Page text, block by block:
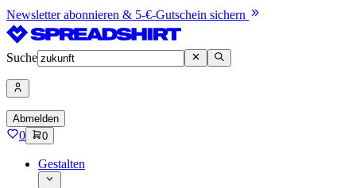
Newsletter abonnieren & 5-€-Gutschein sichern
Suche
Abmelden
0 0
Gestalten